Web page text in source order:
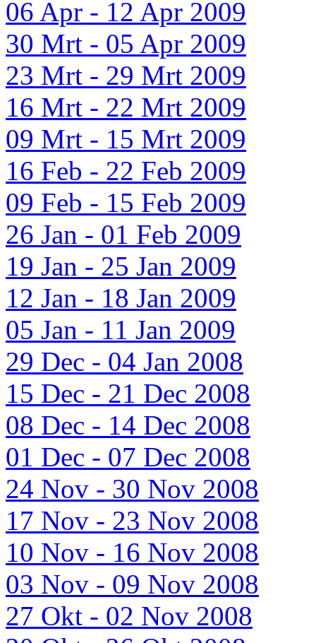
06 Apr - 12 Apr 2009
30 Mrt - 05 Apr 2009
23 Mrt - 29 Mrt 2009
16 Mrt - 22 Mrt 2009
09 Mrt - 15 Mrt 2009
16 Feb - 22 Feb 2009
09 Feb - 15 Feb 2009
26 Jan - 01 Feb 2009
19 Jan - 25 Jan 2009
12 Jan - 18 Jan 2009
05 Jan - 11 Jan 2009
29 Dec - 04 Jan 2008
15 Dec - 21 Dec 2008
08 Dec - 14 Dec 2008
01 Dec - 07 Dec 2008
24 Nov - 30 Nov 2008
17 Nov - 23 Nov 2008
10 Nov - 16 Nov 2008
03 Nov - 09 Nov 2008
27 Okt - 02 Nov 2008